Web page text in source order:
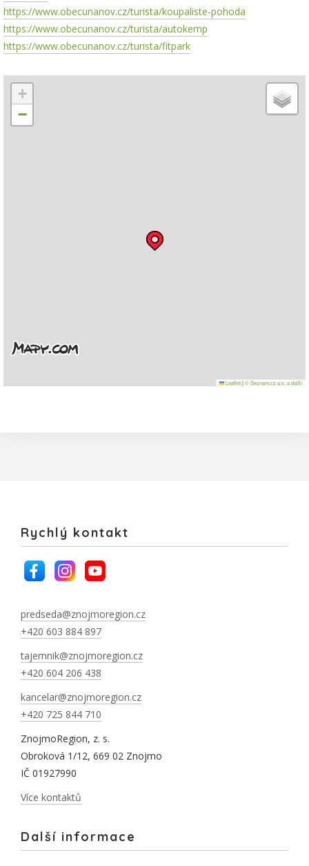
https://www.obecunanov.cz/turista/koupaliste-pohoda
https://www.obecunanov.cz/turista/autokemp
https://www.obecunanov.cz/turista/fitpark
+
−
Leaflet|© Seznam.cz a.s. a další
Rychlý kontakt
predseda@znojmoregion.cz
+420 603 884 897
tajemnik@znojmoregion.cz
+420 604 206 438
kancelar@znojmoregion.cz
+420 725 844 710
ZnojmoRegion, z. s.
Obroková 1/12, 669 02 Znojmo
IČ 01927990
Více kontaktů
Další informace